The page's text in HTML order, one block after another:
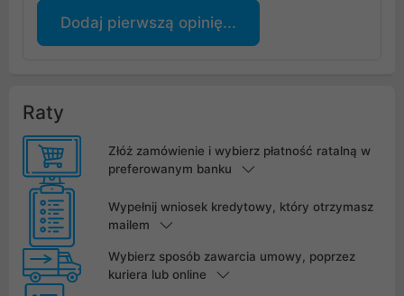
Dodaj pierwszą opinię...
Raty
Złóż zamówienie i wybierz płatność ratalną w
preferowanym banku
Wypełnij wniosek kredytowy, który otrzymasz
mailem
Wybierz sposób zawarcia umowy, poprzez
kuriera lub online